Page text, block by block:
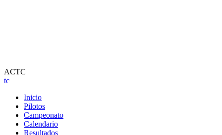
ACTC
tc
Inicio
Pilotos
Campeonato
Calendario
Resultados